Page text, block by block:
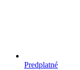
Predplatné